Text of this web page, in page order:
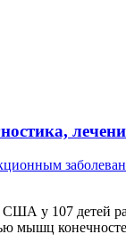
США у 107
мышц